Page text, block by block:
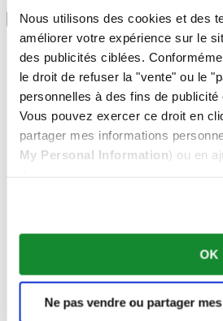
Nous utilisons des cookies et des
améliorer votre expérience sur le
des publicités ciblées.
le droit de refuser la "vente" ou le
personnelles à des fins de
Vous pouvez exercer ce droit en
partager mes informations
My Personal Information) ou en
OK
Ne pas vendre ou partager
Sélecteur de langue
Autriche
Belgique
Dutch
Chine
English
简体中文
English
Norvège